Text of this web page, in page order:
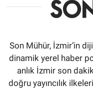
Son Mühür, İzmir’in
dinamik yerel haber
anlık İzmir son
doğru yayıncılık